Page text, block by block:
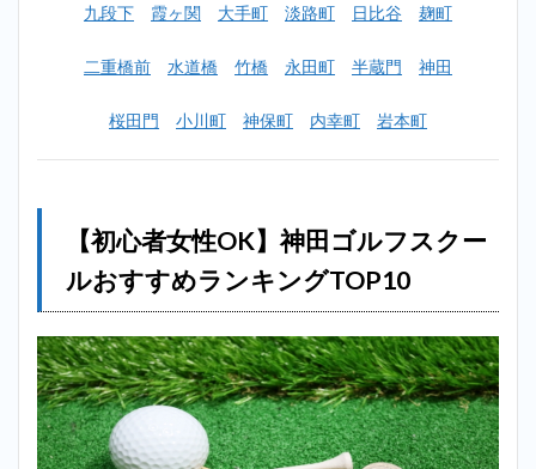
TOP10
位：ラ
プゴル
（RIZAP
2.2
2
位：チキ
ンゴルフ
（Chicken
Golf）＿
神田
2.3
3位：
ワイ
ズワ
九段下 霞ヶ関 大手町 淡路町 日比谷 麹町
二重橋前 水道橋 竹橋 永田町 半蔵門 神田
桜田門 小川町 神保町 内幸町 岩本町
【初心者女性OK】神田ゴルフスクー
ルおすすめランキングTOP10